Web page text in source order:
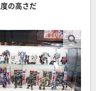
の高さだ